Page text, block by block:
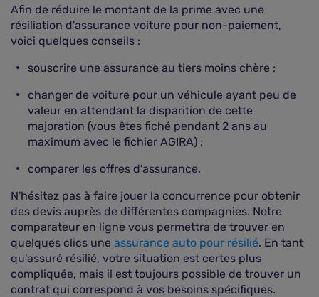
Afin de réduire le montant de la prime avec une
résiliation d'assurance voiture pour non-paiement,
voici quelques conseils :
souscrire une assurance au tiers moins chère ;
changer de voiture pour un véhicule ayant peu de
valeur en attendant la disparition de cette
majoration (vous êtes fiché pendant 2 ans au
maximum avec le fichier AGIRA) ;
comparer les offres d'assurance.
N'hésitez pas à faire jouer la concurrence pour obtenir
des devis auprès de différentes compagnies. Notre
comparateur en ligne vous permettra de trouver en
quelques clics une assurance auto pour résilié. En tant
qu'assuré résilié, votre situation est certes plus
compliquée, mais il est toujours possible de trouver un
contrat qui correspond à vos besoins spécifiques.